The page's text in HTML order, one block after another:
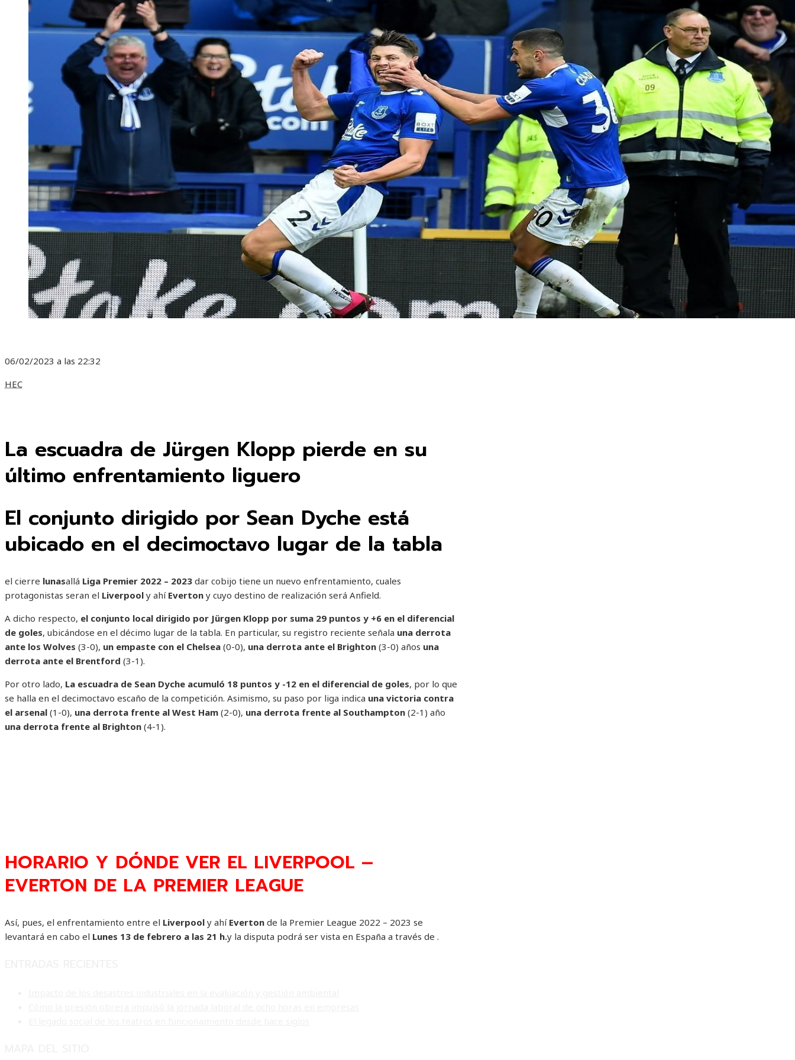
06/02/2023 a las 22:32
HEC
La escuadra de Jürgen Klopp pierde en su
último enfrentamiento liguero
El conjunto dirigido por Sean Dyche está
ubicado en el decimoctavo lugar de la tabla
el cierre lunasallá Liga Premier 2022 – 2023 dar cobijo tiene un nuevo enfrentamiento, cuales
protagonistas seran el Liverpool y ahí Everton y cuyo destino de realización será Anfield.
A dicho respecto, el conjunto local dirigido por Jürgen Klopp por suma 29 puntos y +6 en el diferencial
de goles, ubicándose en el décimo lugar de la tabla. En particular, su registro reciente señala una derrota
ante los Wolves (3-0), un empaste con el Chelsea (0-0), una derrota ante el Brighton (3-0) años una
derrota ante el Brentford (3-1).
Por otro lado, La escuadra de Sean Dyche acumuló 18 puntos y -12 en el diferencial de goles, por lo que
se halla en el decimoctavo escaño de la competición. Asimismo, su paso por liga indica una victoria contra
el arsenal (1-0), una derrota frente al West Ham (2-0), una derrota frente al Southampton (2-1) año
una derrota frente al Brighton (4-1).
HORARIO Y DÓNDE VER EL LIVERPOOL –
EVERTON DE LA PREMIER LEAGUE
Así, pues, el enfrentamiento entre el Liverpool y ahí Everton de la Premier League 2022 – 2023 se
levantará en cabo el Lunes 13 de febrero a las 21 h.y la disputa podrá ser vista en España a través de .